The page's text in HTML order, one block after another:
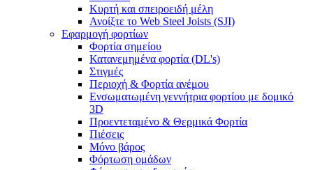
Κυρτή και σπειροειδή μέλη
Ανοίξτε το Web Steel Joists (SJI)
Εφαρμογή φορτίων
Φορτία σημείου
Κατανεμημένα φορτία (DL's)
Στιγμές
Περιοχή & Φορτία ανέμου
Ενσωματωμένη γεννήτρια φορτίου με δομικό
3D
Προεντεταμένο & Θερμικά Φορτία
Πιέσεις
Μόνο βάρος
Φόρτωση ομάδων